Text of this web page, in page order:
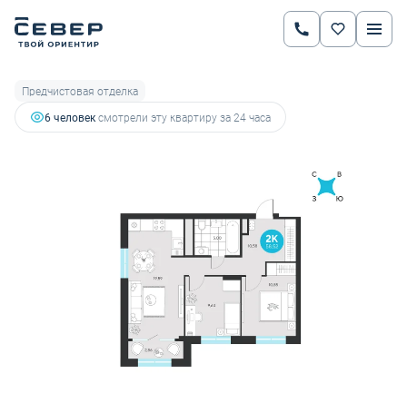
2-комнатная
8 548 543 руб.
8 121 116 руб.
Ипотекаот 28 427 руб.
Предчистовая отделка
6 человексмотрели эту квартиру за 24 часа